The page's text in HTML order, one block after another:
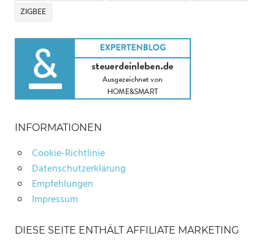
ZIGBEE
INFORMATIONEN
Cookie-Richtlinie
Datenschutzerklärung
Empfehlungen
Impressum
DIESE SEITE ENTHÄLT AFFILIATE MARKETING